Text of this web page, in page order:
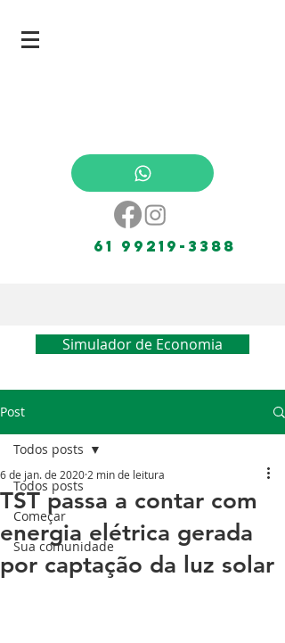
61 99219-3388
Simulador de Economia
Post
Todos posts
Começar
Sua comunidade
Todos posts
TST passa a contar com
energia elétrica gerada
por captação da luz solar
6 de jan. de 2020 2 min de leitura